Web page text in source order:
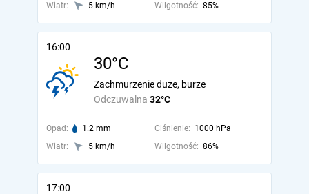
Wiatr:
5 km/h Wilgotność: 85%
16:00
30°C
Odczuwalna 32°C
Zachmurzenie duże, burze
Opad: 1.2 mm Ciśnienie: 1000 hPa
Wiatr:
5 km/h Wilgotność: 86%
17:00